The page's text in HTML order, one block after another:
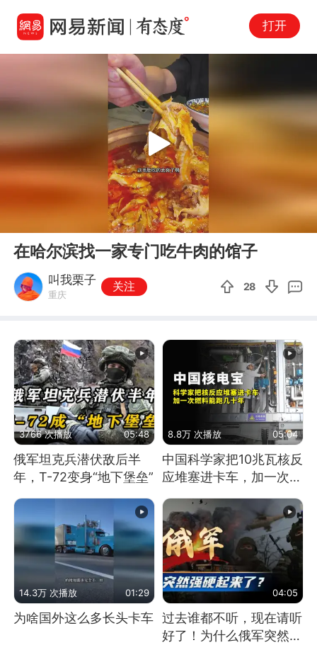
打开
Play
在哈尔滨找一家专门吃牛肉的馆子
叫我栗子
重庆
关注 28
3766 次播放 05:48
俄军坦克兵潜伏敌后半
年，T-72变身“地下堡垒”
8.8万 次播放 05:04
中国科学家把10兆瓦核反
应堆塞进卡车，加一次燃
料能跑几十年
14.3万 次播放 01:29
为啥国外这么多长头卡车
04:05
过去谁都不听，现在请听
好了！为什么俄军突然强